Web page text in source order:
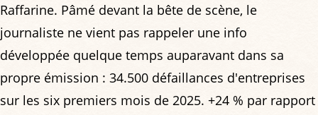
Raffarine. Pâmé devant la bête de scène, le
journaliste ne vient pas rappeler une info
développée quelque temps auparavant dans sa
propre émission : 34.500 défaillances d'entreprises
sur les six premiers mois de 2025. +24 % par rapport